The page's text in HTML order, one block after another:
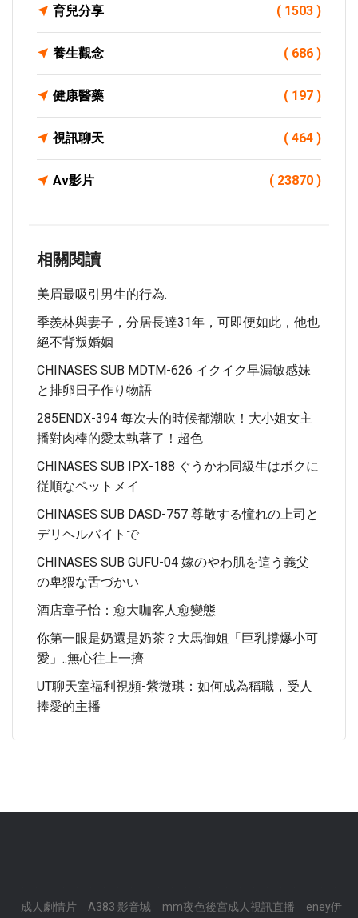
育兒分享 ( 1503 )
養生觀念 ( 686 )
健康醫藥 ( 197 )
視訊聊天 ( 464 )
Av影片 ( 23870 )
相關閱讀
美眉最吸引男生的行為.
季羨林與妻子，分居長達31年，可即便如此，他也
絕不背叛婚姻
CHINASES SUB MDTM-626 イクイク早漏敏感妹
と排卵日子作り物語
285ENDX-394 每次去的時候都潮吹！大小姐女主
播對肉棒的愛太執著了！超色
CHINASES SUB IPX-188 ぐうかわ同級生はボクに
従順なペットメイ
CHINASES SUB DASD-757 尊敬する憧れの上司と
デリヘルバイトで
CHINASES SUB GUFU-04 嫁のやわ肌を這う義父
の卑猥な舌づかい
酒店章子怡：愈大咖客人愈變態
你第一眼是奶還是奶茶？大馬御姐「巨乳撐爆小可
愛」..無心往上一擠
UT聊天室福利視頻-紫微琪：如何成為稱職，受人
捧愛的主播
成人劇情片
A383 影音城 mm夜色後宮成人視訊直播 eney伊